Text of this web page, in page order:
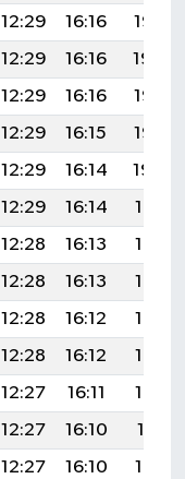
12:29 16:16
19:25
12:29 16:16
19:24
12:29 16:16
19:23
12:29 16:15
19:22
12:29 16:14
19:20
12:29 16:14
19:19
12:28 16:13
19:18
12:28 16:13
19:17
12:28 16:12
19:15
12:28 16:12
19:14
12:27 16:11
19:13
12:27 16:10
19:11
12:27 16:10
19:10